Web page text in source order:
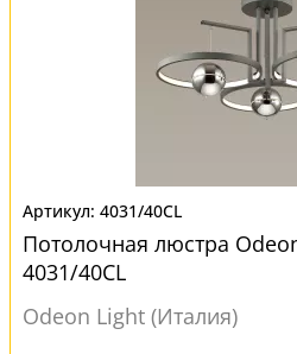
4031/40CL
Потолочная люстра
4031/40CL
Odeon Light (Италия)